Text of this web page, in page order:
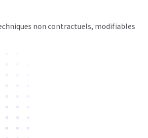
non contractuels, modifiables